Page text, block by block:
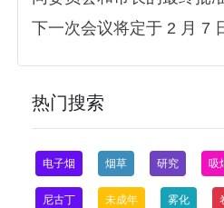
下一次会议将定于 2 月 7
热门搜索
电子烟 烟草 研究 吸
尼古丁 未成年 雾化